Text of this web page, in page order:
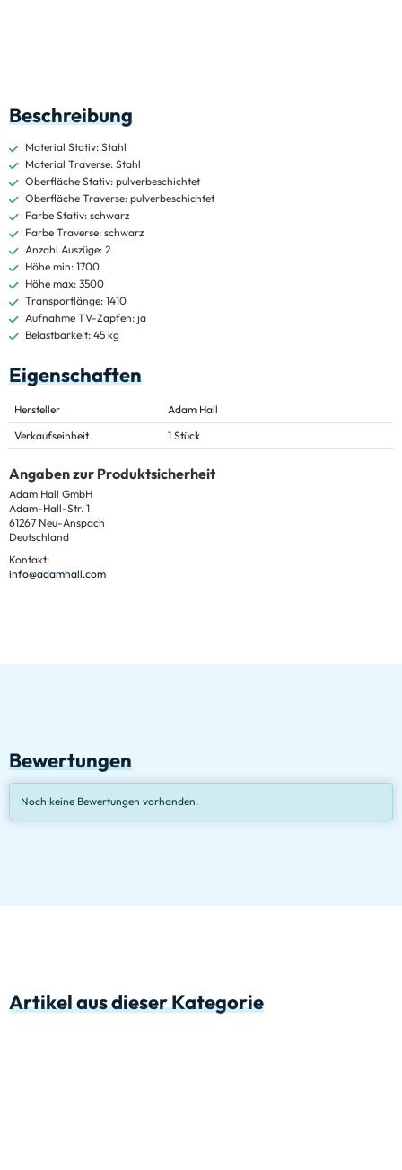
Beschreibung
Material Stativ: Stahl
Material Traverse: Stahl
Oberfläche Stativ: pulverbeschichtet
Oberfläche Traverse: pulverbeschichtet
Farbe Stativ: schwarz
Farbe Traverse: schwarz
Anzahl Auszüge: 2
Höhe min: 1700
Höhe max: 3500
Transportlänge: 1410
Aufnahme TV-Zapfen: ja
Belastbarkeit: 45 kg
Eigenschaften
Hersteller
Adam Hall
Verkaufseinheit
1 Stück
Angaben zur Produktsicherheit
Adam Hall GmbH
Adam-Hall-Str. 1
61267 Neu-Anspach
Deutschland
Kontakt:
info@adamhall.com
Bewertungen
Noch keine Bewertungen vorhanden.
Artikel aus dieser Kategorie